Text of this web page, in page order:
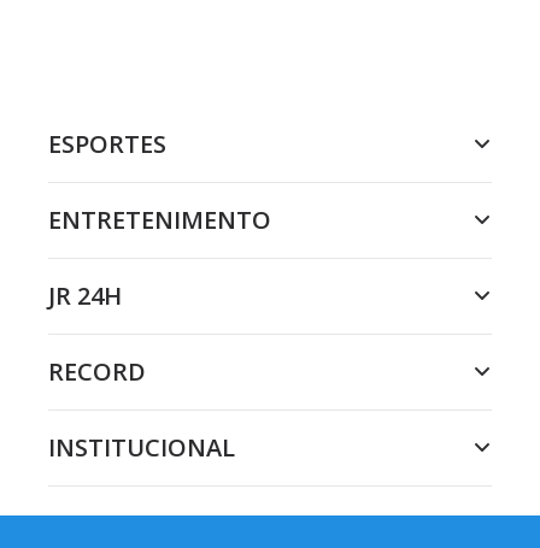
ESPORTES
ENTRETENIMENTO
JR 24H
RECORD
INSTITUCIONAL